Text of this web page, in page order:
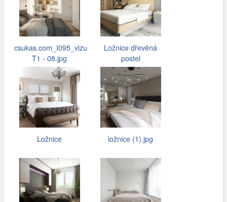
csukas.com_I095_vizu
T1 - 08.jpg
Ložnice dřevěná
postel
Ložnice ložnice (1).jpg